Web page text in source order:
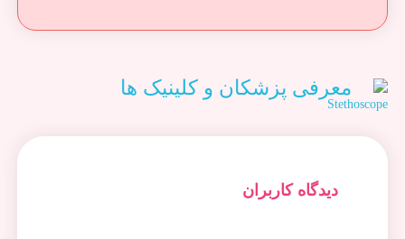
معرفی پزشکان و کلینیک ها
دیدگاه کاربران